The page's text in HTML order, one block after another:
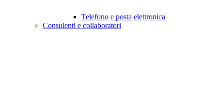
Telefono e posta elettronica
Consulenti e collaboratori